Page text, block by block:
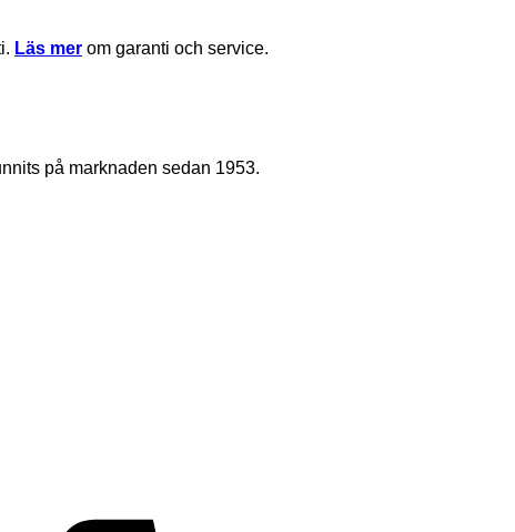
Läs mer om garanti och service.
på marknaden sedan 1953.